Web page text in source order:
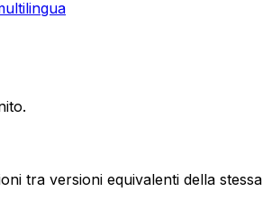
.
tra versioni equivalenti della